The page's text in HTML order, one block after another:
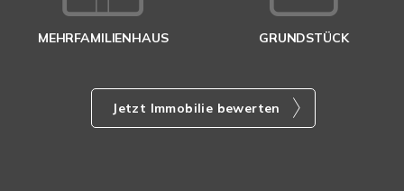
MEHRFAMILIENHAUS GRUNDSTÜCK
Jetzt Immobilie bewerten